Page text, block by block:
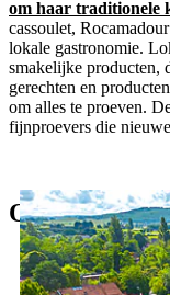
om haar traditionele
cassoulet,
lokale gastronomie.
smakelijke producten,
gerechten en
om alles te proeven.
fijnproevers die
Onze